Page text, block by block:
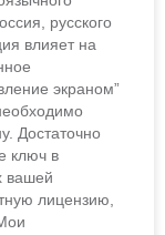
русского
влияет на
экраном”
Достаточно
ключ в
вашей
лицензию,